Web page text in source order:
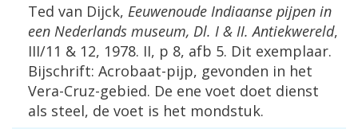
Ted van Dijck, Eeuwenoude Indiaanse pijpen in
een Nederlands museum, Dl. I & II. Antiekwereld,
III/11 & 12, 1978. II, p 8, afb 5. Dit exemplaar.
Bijschrift: Acrobaat-pijp, gevonden in het
Vera-Cruz-gebied. De ene voet doet dienst
als steel, de voet is het mondstuk.